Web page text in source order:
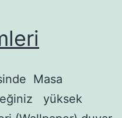
Masa
yüksek